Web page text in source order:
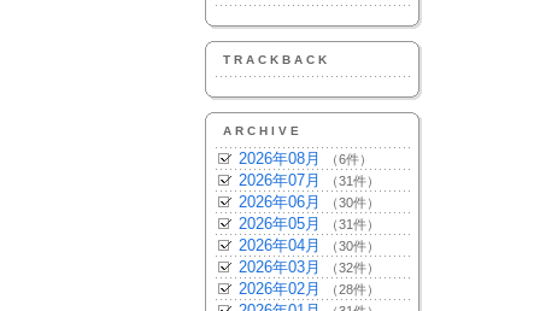
TRACKBACK
ARCHIVE
2026年08月 （6件）
2026年07月 （31件）
2026年06月 （30件）
2026年05月 （31件）
2026年04月 （30件）
2026年03月 （32件）
2026年02月 （28件）